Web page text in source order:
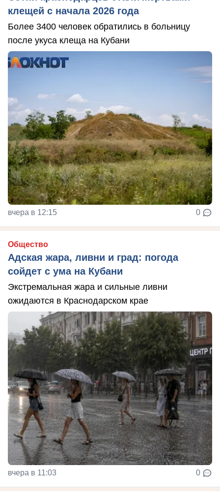
клещей с начала 2026 года
Более 3400 человек обратились в больницу
после укуса клеща на Кубани
вчера в 12:15 0
Общество
Адская жара, ливни и град: погода
сойдет с ума на Кубани
Экстремальная жара и сильные ливни
ожидаются в Краснодарском крае
вчера в 11:03 0